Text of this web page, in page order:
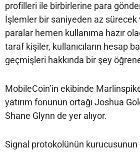
profilleri ile birbirlerine para
İşlemler bir saniyeden az sürecek
paralar hemen kullanıma hazır
taraf kişiler, kullanıcıların hesap
geçmişleri hakkında bir şey
MobileCoin’in ekibinde
yatırım fonunun ortağı Joshua
Shane Glynn de yer alıyor.
Signal protokolünün kurucusunun